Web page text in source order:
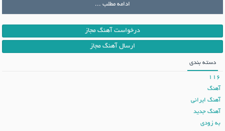
ادامه مطلب ...
درخواست آهنگ مجاز
ارسال آهنگ مجاز
دسته بندی
116
آهنگ
آهنگ ایرانی
آهنگ جدید
به زودی